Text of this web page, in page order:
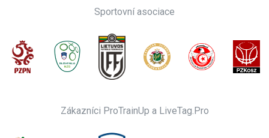
Sportovní asociace
Zákazníci ProTrainUp a LiveTag.Pro